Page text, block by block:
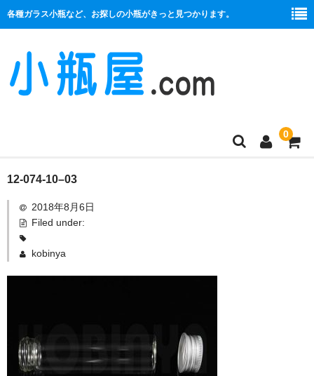
各種ガラス小瓶など、お探しの小瓶がきっと見つかります。
0
商品一覧
絞り口
コルク栓
12-074-10–03
2018年8月6日
Filed under:
kobinya